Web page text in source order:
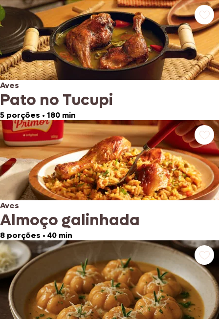
Aves
Pato no Tucupi
5 porções • 180 min
Aves
Almoço galinhada
8 porções • 40 min